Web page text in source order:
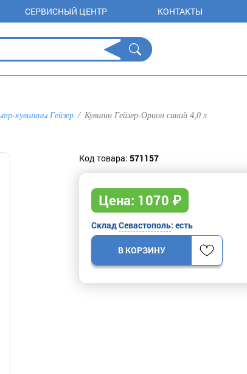
СЕРВИСНЫЙ ЦЕНТР КОНТАКТЫ
кувшины Гейзер Кувшин Гейзер-Орион синий 4,0 л
Код товара: 571157
Цена: 1070 ₽
СкладСевастополь: есть
В КОРЗИНУ